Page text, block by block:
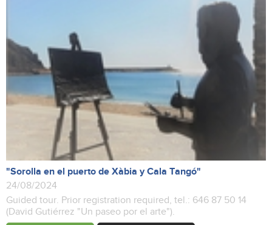
"Sorolla en el puerto de Xàbia y Cala Tangó"
24/08/2024
Guided tour. Prior registration required, tel.: 646 87 50 14
(David Gutiérrez "Un paseo por el arte").